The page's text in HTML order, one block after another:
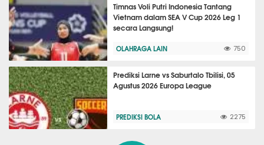
Timnas Voli Putri Indonesia Tantang
Vietnam dalam SEA V Cup 2026 Leg 1
secara Langsung!
OLAHRAGA LAIN 750
Prediksi Larne vs Saburtalo Tbilisi, 05
Agustus 2026 Europa League
PREDIKSI BOLA 2275